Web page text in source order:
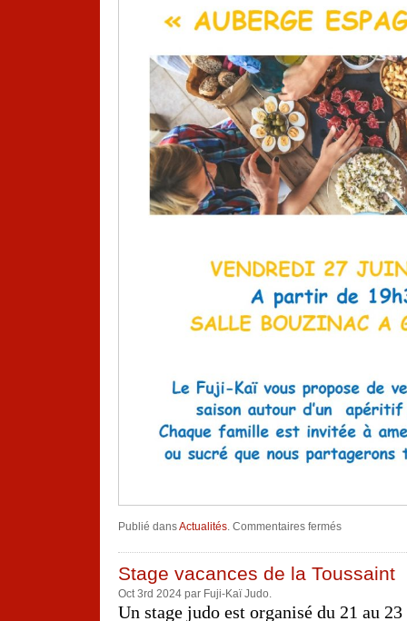
Publié dansActualités. Commentaires ferméssur
de
Stage vacances de la Toussaint
Oct 3rd 2024 par Fuji-Kaï Judo.
Un stage judo est organisé du 21 au